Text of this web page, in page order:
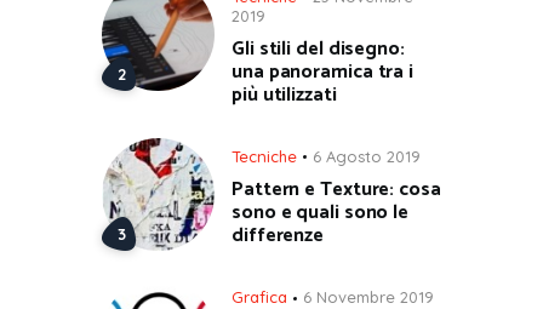
2019
Gli stili del disegno:
una panoramica tra i
più utilizzati
Tecniche 6 Agosto 2019
Pattern e Texture: cosa
sono e quali sono le
differenze
Grafica 6 Novembre 2019